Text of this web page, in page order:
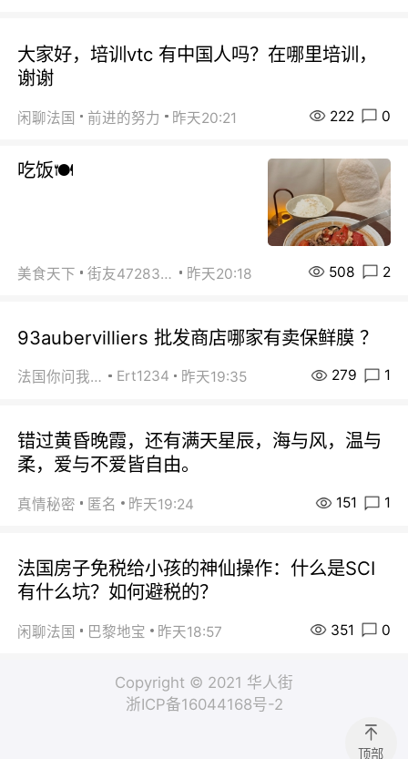
大家好，培训vtc 有中国人吗？在哪里培训，
谢谢
闲聊法国 前进的努力 昨天20:21 222 0
吃饭🍽️
美食天下 街友472838572 昨天20:18 508 2
93aubervilliers 批发商店哪家有卖保鲜膜 ？
法国你问我答 Ert1234 昨天19:35 279 1
错过黄昏晚霞，还有满天星辰，海与风，温与
柔，爱与不爱皆自由。
真情秘密 匿名 昨天19:24 151 1
法国房子免税给小孩的神仙操作：什么是SCI
有什么坑？如何避税的？
闲聊法国 巴黎地宝 昨天18:57 351 0
Copyright © 2021 华人街
浙ICP备16044168号-2
顶部